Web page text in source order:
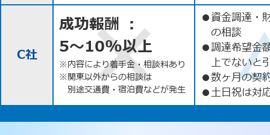
C社
成功報酬 ：
5〜10%以上
※内容により着手金・相談料あり
※関東以外からの相談は
別途交通費・宿泊費などが発生
●資金調達・
の相談
●調達希望金
上でないと
●数ヶ月の契
●土日祝は対